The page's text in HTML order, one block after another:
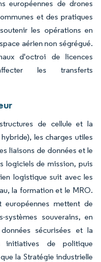
européennes de drones
et des pratiques
les opérations en
aérien non ségrégué.
d'octroi de licences
les transferts
de cellule et la
les charges utiles
liaisons de données et le
logiciels de mission, puis
logistique suit avec les
la formation et le MRO.
européennes mettent de
souverains, en
sécurisées et la
initiatives de politique
la Stratégie industrielle